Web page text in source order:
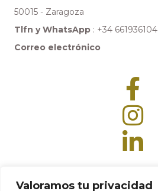
Valoramos tu privacidad
50015 - Zaragoza
Tlfn y WhatsApp : +34 661936104
Correo electrónico